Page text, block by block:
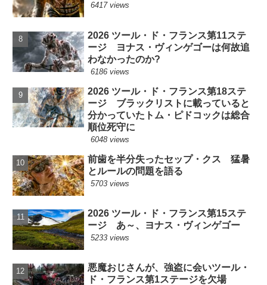
6417 views
2026 ツール・ド・フランス第11ステ
ージ ヨナス・ヴィンゲゴーは何故追
わなかったのか?
6186 views
2026 ツール・ド・フランス第18ステ
ージ ブラックリストに載っていると
分かっていたトム・ピドコックは総合
順位死守に
6048 views
前歯を半分失ったセップ・クス 猛暑
とルールの問題を語る
5703 views
2026 ツール・ド・フランス第15ステ
ージ あ～、ヨナス・ヴィンゲゴー
5233 views
悪魔おじさんが、強盗に会いツール・
ド・フランス第1ステージを欠場